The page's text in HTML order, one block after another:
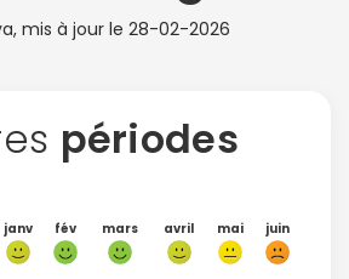
mis à jour le 28-02-2026
périodes
janv fév mars avril mai juin